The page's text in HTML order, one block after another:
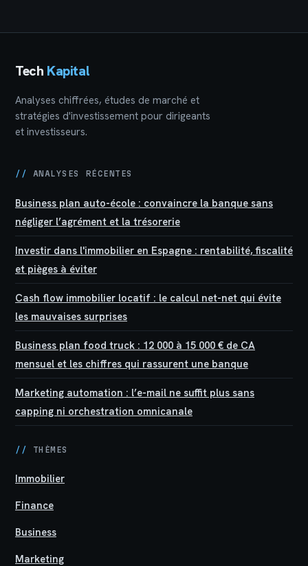
Tech Kapital
Analyses chiffrées, études de marché et
stratégies d'investissement pour dirigeants
et investisseurs.
// ANALYSES RÉCENTES
Business plan auto-école : convaincre la banque sans
négliger l’agrément et la trésorerie
Investir dans l'immobilier en Espagne : rentabilité, fiscalité
et pièges à éviter
Cash flow immobilier locatif : le calcul net-net qui évite
les mauvaises surprises
Business plan food truck : 12 000 à 15 000 € de CA
mensuel et les chiffres qui rassurent une banque
Marketing automation : l’e-mail ne suffit plus sans
capping ni orchestration omnicanale
// THÈMES
Immobilier
Finance
Business
Marketing